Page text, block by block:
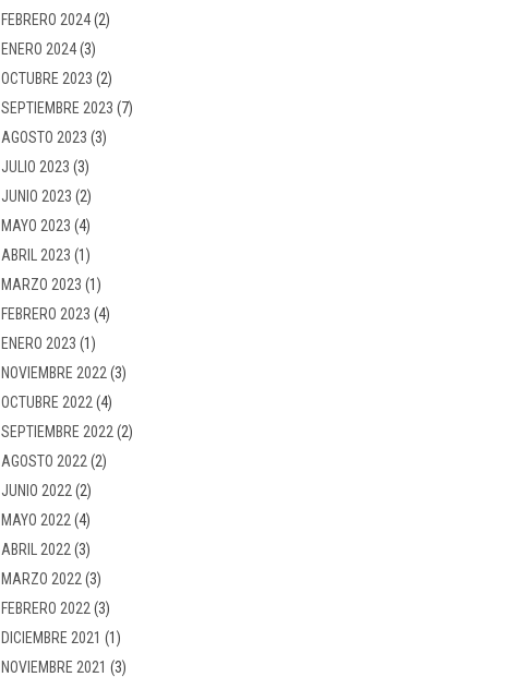
FEBRERO 2024(2)
ENERO 2024(3)
OCTUBRE 2023 (2)
SEPTIEMBRE 2023 (7)
AGOSTO 2023 (3)
JULIO 2023 (3)
JUNIO 2023 (2)
MAYO 2023 (4)
ABRIL 2023 (1)
MARZO 2023 (1)
FEBRERO 2023 (4)
ENERO 2023 (1)
NOVIEMBRE 2022 (3)
OCTUBRE 2022 (4)
SEPTIEMBRE 2022 (2)
AGOSTO 2022 (2)
JUNIO 2022 (2)
MAYO 2022 (4)
ABRIL 2022 (3)
MARZO 2022 (3)
FEBRERO 2022 (3)
DICIEMBRE 2021 (1)
NOVIEMBRE 2021 (3)